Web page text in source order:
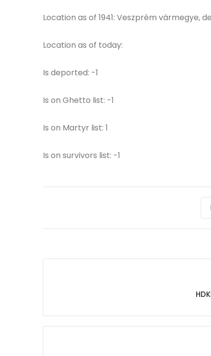
Location as of 1941: Veszprém vármegye,
Location as of today:
Is deported: -1
Is on Ghetto list: -1
Is on Martyr list: 1
Is on survivors list: -1